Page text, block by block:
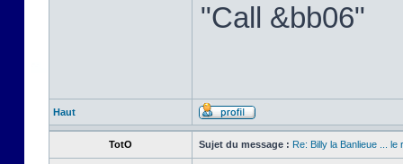
"Call &bb06"
Haut
TotO Sujet du message : Re: Billy la Banlieue ... le